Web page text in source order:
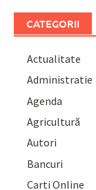
CATEGORII
Actualitate
Administratie
Agenda
Agricultură
Autori
Bancuri
Carti Online